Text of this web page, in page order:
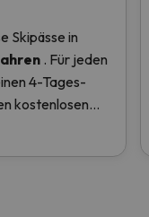
Skipässe in
. Für jeden
4-Tages-
kostenlosen